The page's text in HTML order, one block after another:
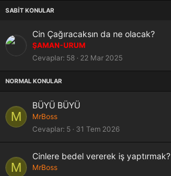
Cin Çağıracaksın da ne olacak?
ŞAMAN-URUM
Cevaplar 58 22 Mar 2025
M
BÜYÜ BÜYÜ
MrBoss
Cevaplar 5 31 Tem 2026
M
Cinlere bedel vererek iş yaptırmak?
MrBoss